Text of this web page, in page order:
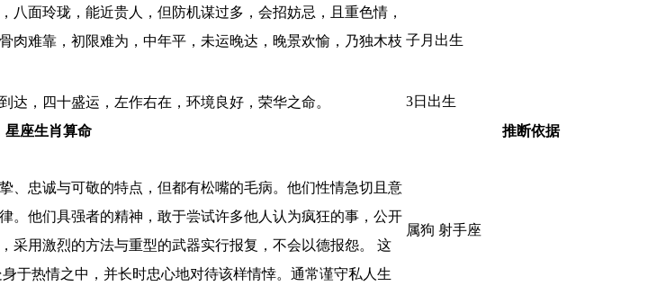
面玲珑，能近贵人，但防机谋过多，会招妨忌，且重色情，
肉难靠，初限难为，中年平，未运晚达，晚景欢愉，乃独木枝 子月出生
，四十盛运，左作右在，环境良好，荣华之命。
3日出生
星座生肖算命
推断依据
、忠诚与可敬的特点，但都有松嘴的毛病。他们性情急切且意
。他们具强者的精神，敢于尝试许多他人认为疯狂的事，公开
采用激烈的方法与重型的武器实行报复，不会以德报怨。 这
于热情之中，并长时忠心地对待该样情悻。通常谨守私人生
属狗 射手座